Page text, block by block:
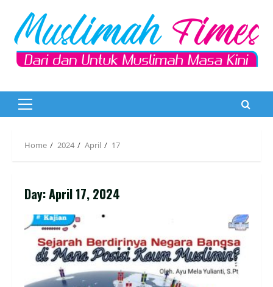
content
Primary
Home 2024 April 17
Day:April 17, 2024